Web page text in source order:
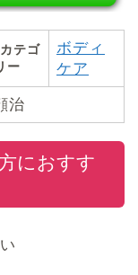
テゴ
ー
ボディ
ケア
治
におすす